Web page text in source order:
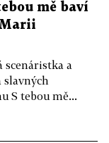
mě baví
Marii
scenáristka a
slavných
S tebou mě...